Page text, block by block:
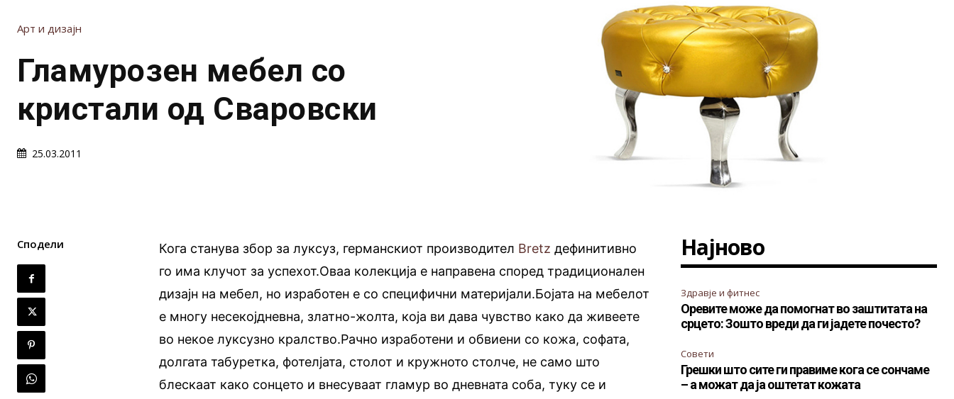
Арт и дизајн
Гламурозен мебел со
кристали од Сваровски
25.03.2011
Сподели Кога станува збор за луксуз, германскиот производител Bretz дефинитивно
го има клучот за успехот.Оваа колекција е направена според традиционален
дизајн на мебел, но изработен е со специфични материјали.Бојата на мебелот
е многу несекојдневна, златно-жолта, која ви дава чувство како да живеете
во некое луксузно кралство.Рачно изработени и обвиени со кожа, софата,
долгата табуретка, фотелјата, столот и кружното столче, не само што
блескаат како сонцето и внесуваат гламур во дневната соба, туку се и
Најново
Здравје и фитнес
Оревите може да помогнат во заштитата на
срцето: Зошто вреди да ги јадете почесто?
Совети
Грешки што сите ги правиме кога се сончаме
– а можат да ја оштетат кожата